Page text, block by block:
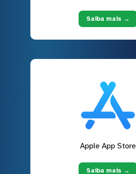
Saiba mais →
Apple App Store
Saiba mais →